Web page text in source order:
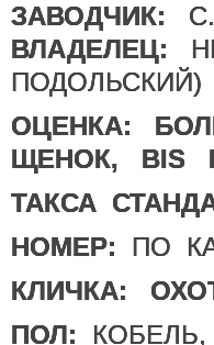
ЗАВОДЧИК:
ВЛАДЕЛЕЦ:
ПОДОЛЬСКИЙ)
ОЦЕНКА:
ЩЕНОК, BIS
ТАКСА
НОМЕР: ПО
КЛИЧКА:
ПОЛ: